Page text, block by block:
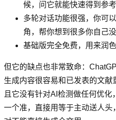
候，问它就能快速得到参
多轮对话功能很强，你可
角，帮你想到很多你自己
基础版完全免费，用来润
但它的缺点也非常致命：
生成内容很容易和已发表的文
且它没有针对AI检测做任何优
一个准，直接用等于主动送人